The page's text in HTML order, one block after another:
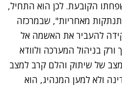
הקובעת. לכן הוא התחיל,
ההתנתקות מאחריות", שבמרכזה
להעביר את האשמה אל
בניהול המערכה ולוודא
של שיתוק והלם קרב למצב
ולא למען המנהיג, הוא